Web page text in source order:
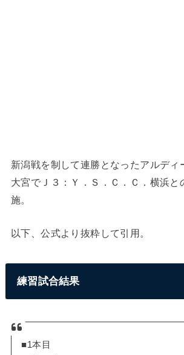
新潟戦を制して連勝となったアルディ
大宮でＪ３：Ｙ．Ｓ．Ｃ．Ｃ．横浜と
施。
以下、公式より抜粋して引用。
練習試合結果
■1本目